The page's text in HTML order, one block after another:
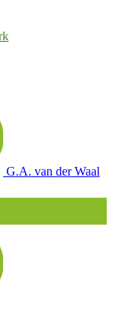
G.A. van der Waal